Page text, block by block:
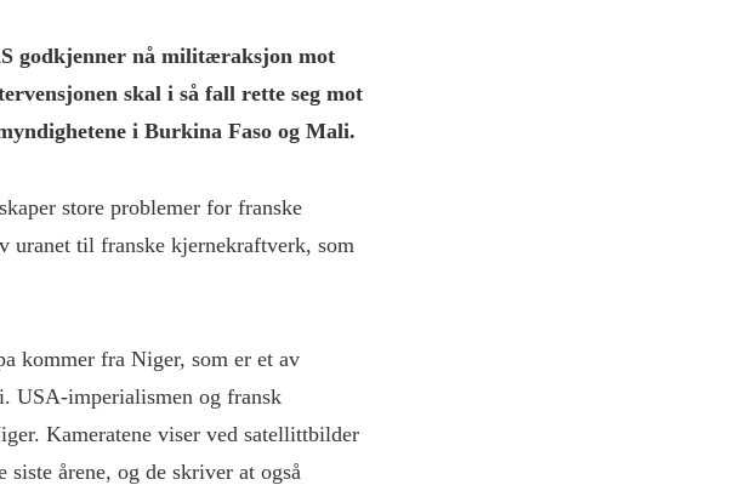
godkjenner nå militæraksjon mot
skal i så fall rette seg mot
i Burkina Faso og Mali.
store problemer for franske
uranet til franske kjernekraftverk, som
kommer fra Niger, som er et av
USA-imperialismen og fransk
Kameratene viser ved satellittbilder
årene, og de skriver at også